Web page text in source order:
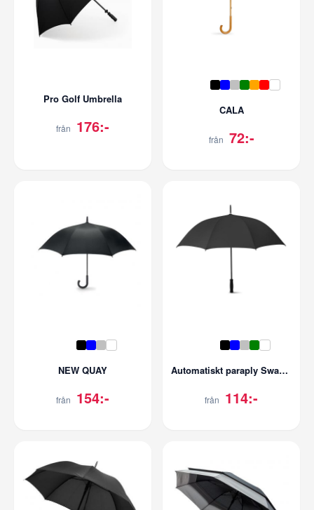
Pro Golf Umbrella
från 176:-
CALA
från 72:-
NEW QUAY
från 154:-
Automatiskt paraply Swansea 27''
från 114:-